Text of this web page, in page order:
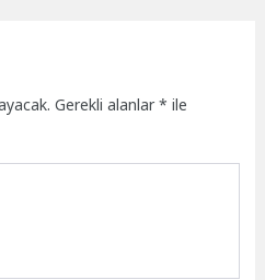
Gerekli alanlar* ile